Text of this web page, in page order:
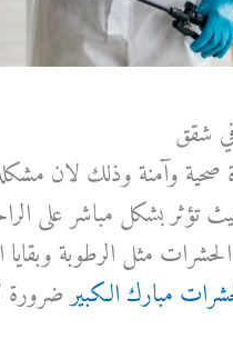
شقق
صحية وآمنة وذلك لان
بشكل مباشر على
الحشرات مثل الرطوبة
مبارك الكبيرضرورة